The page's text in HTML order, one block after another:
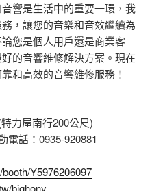
響是生活中的重要一環，我
，讓您的音樂和音效繼續為
您是個人用戶還是商業客
的音響維修解決方案。現在
和高效的音響維修服務！
力屋南行200公尺)
電話：0935-920881
Y5976206097
bighony